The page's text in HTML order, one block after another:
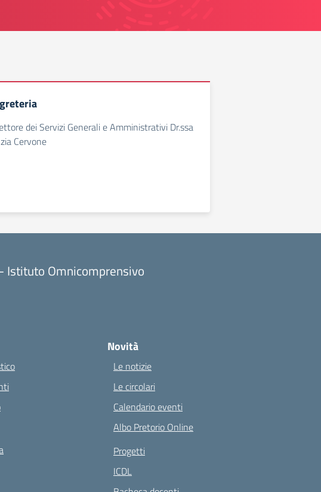
dei Servizi Generali e Amministrativi Dr.ssa
Cervone
Istituto Omnicomprensivo
Novità
Le notizie
Le circolari
Calendario eventi
Albo Pretorio Online
Progetti
ICDL